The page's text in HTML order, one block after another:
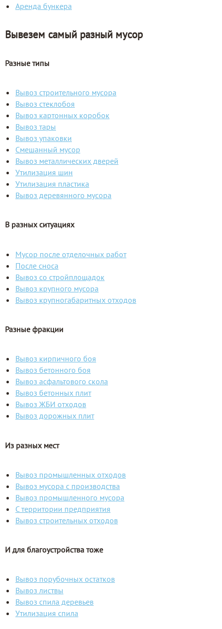
Аренда бункера
Вывезем самый разный мусор
Разные типы
Вывоз строительного мусора
Вывоз стеклобоя
Вывоз картонных коробок
Вывоз тары
Вывоз упаковки
Смешанный мусор
Вывоз металлических дверей
Утилизация шин
Утилизация пластика
Вывоз деревянного мусора
В разных ситуациях
Мусор после отделочных работ
После сноса
Вывоз со стройплощадок
Вывоз крупного мусора
Вывоз крупногабаритных отходов
Разные фракции
Вывоз кирпичного боя
Вывоз бетонного боя
Вывоз асфальтового скола
Вывоз бетонных плит
Вывоз ЖБИ отходов
Вывоз дорожных плит
Из разных мест
Вывоз промышленных отходов
Вывоз мусора с производства
Вывоз промышленного мусора
С территории предприятия
Вывоз строительных отходов
И для благоустройства тоже
Вывоз порубочных остатков
Вывоз листвы
Вывоз спила деревьев
Утилизация спила